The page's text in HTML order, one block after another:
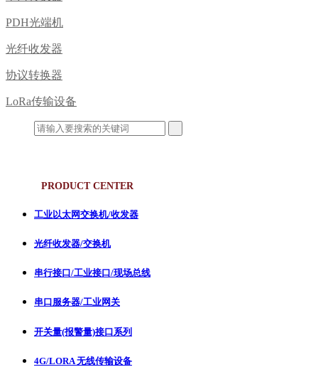
PDH光端机
光纤收发器
协议转换器
LoRa传输设备
PRODUCT CENTER
工业以太网交换机/收发器
光纤收发器/交换机
串行接口/工业接口/现场总线
串口服务器/工业网关
开关量(报警量)接口系列
4G/LORA 无线传输设备